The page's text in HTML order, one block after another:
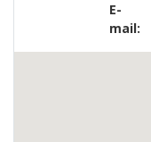
E-
mail: